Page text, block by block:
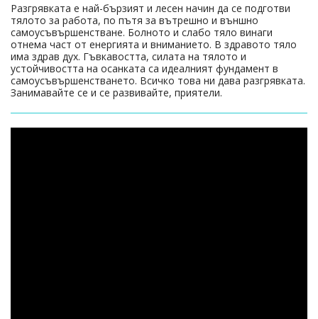
Разгрявката е най-бързият и лесен начин да се подготви
тялото за работа, по пътя за вътрешно и външно
самоусъвършенстване. Болното и слабо тяло винаги
отнема част от енергията и вниманието. В здравото тяло
има здрав дух. Гъвкавостта, силата на тялото и
устойчивостта на осанката са идеалният фундамент в
самоусъвършенстването. Всичко това ни дава разгрявката.
Занимавайте се и се развивайте, приятели.